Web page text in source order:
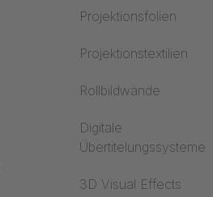
Textilwissen
Akustikwissen
Projektionswissen
Projektionsfolien
Projektionstextilien
Rollbildwände
Digitale
Übertitelungssysteme
3D Visual Effects